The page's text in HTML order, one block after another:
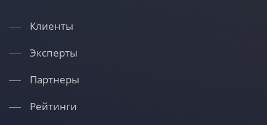
Клиенты
Эксперты
Партнеры
Рейтинги